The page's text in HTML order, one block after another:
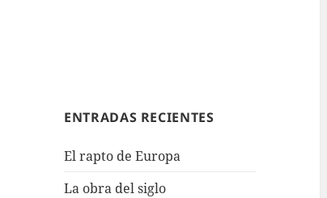
ENTRADAS RECIENTES
El rapto de Europa
La obra del siglo